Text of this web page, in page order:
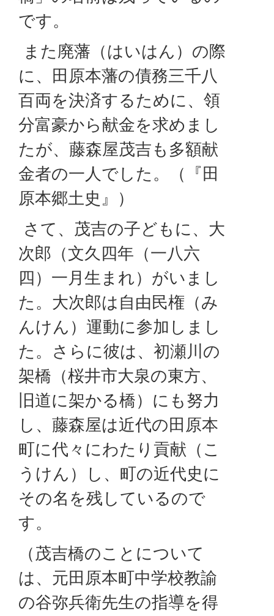
です。
また廃藩（はいはん）の際
に、田原本藩の債務三千八
百両を決済するために、領
分富豪から献金を求めまし
たが、藤森屋茂吉も多額献
金者の一人でした。（『田
原本郷土史』）
さて、茂吉の子どもに、大
次郎（文久四年（一八六
四）一月生まれ）がいまし
た。大次郎は自由民権（み
んけん）運動に参加しまし
た。さらに彼は、初瀬川の
架橋（桜井市大泉の東方、
旧道に架かる橋）にも努力
し、藤森屋は近代の田原本
町に代々にわたり貢献（こ
うけん）し、町の近代史に
その名を残しているので
す。
（茂吉橋のことについて
は、元田原本町中学校教諭
の谷弥兵衛先生の指導を得